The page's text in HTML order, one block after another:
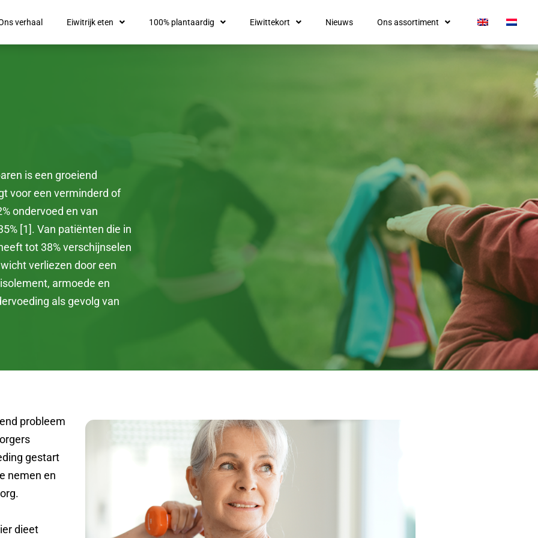
verhaal Eiwitrijk eten 100% plantaardig Eiwittekort Nieuws Ons assortiment
is een groeiend
voor een verminderd of
ondervoed en van
[1]. Van patiënten die in
tot 38% verschijnselen
verliezen door een
armoede en
als gevolg van
probleem
gestart
nemen en
dieet